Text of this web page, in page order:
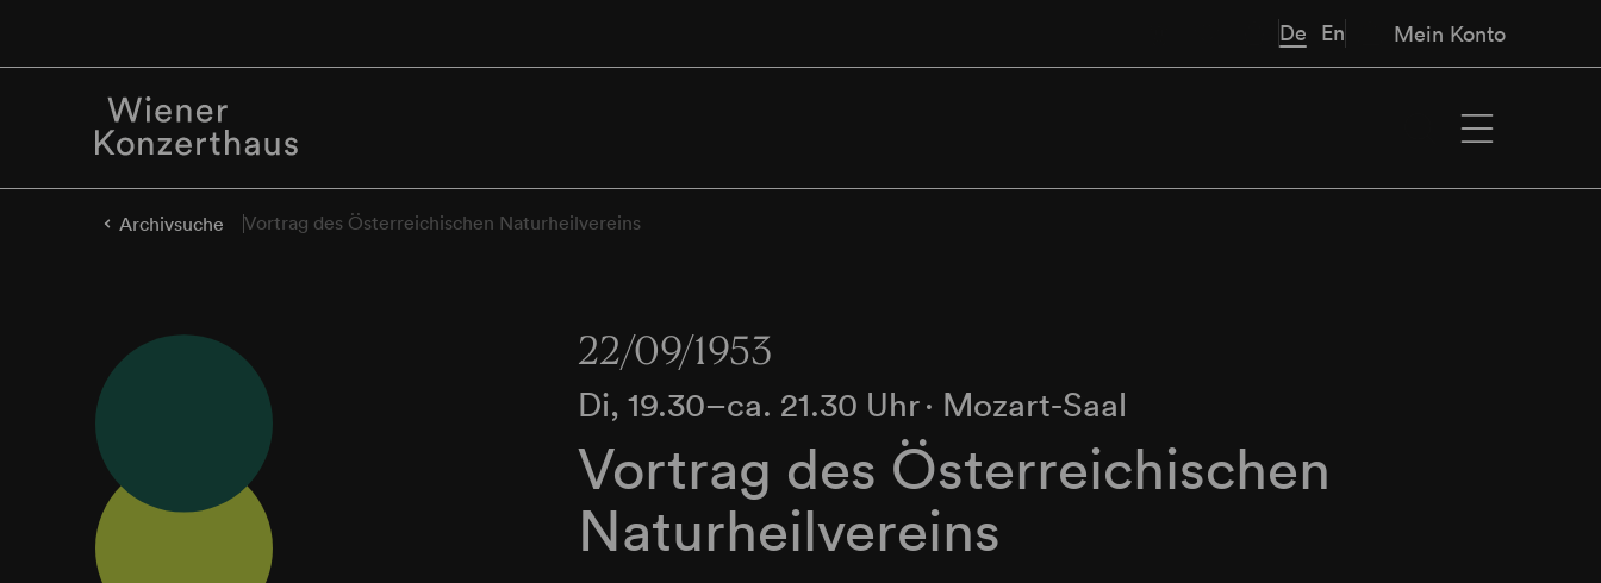
De En Mein Konto
Archivsuche Vortrag des Österreichischen Naturheilvereins
22/09/1953
Di, 19.30–ca. 21.30 Uhr∙ Mozart-Saal
Vortrag des Österreichischen
Naturheilvereins